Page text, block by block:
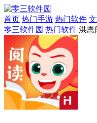
首页 热门手游 热门软件
零三软件园 热门软件 洪恩